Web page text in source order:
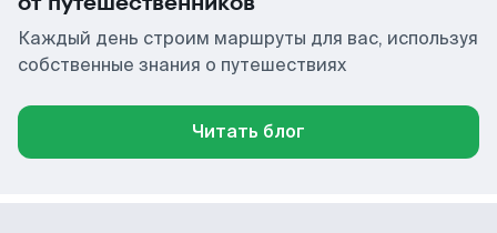
Каждый день строим маршруты для вас, используя
собственные знания о путешествиях
Читать блог